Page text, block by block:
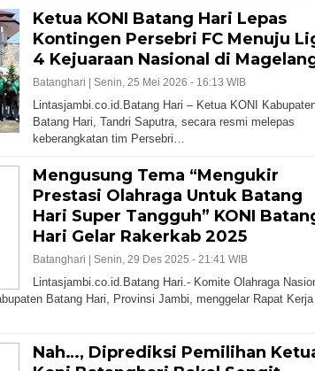
Ketua KONI Batang Hari Lepas
Kontingen Persebri FC Menuju
4 Kejuaraan Nasional di
Batanghari | Senin, 25 Mei 2026 - 16:13 WIB
Lintasjambi.co.id.Batang Hari – Ketua KONI
Batang Hari, Tandri Saputra, secara resmi melepas
keberangkatan tim Persebri…
Mengusung Tema “Mengukir
Prestasi Olahraga Untuk Batang
Hari Super Tangguh” KONI
Hari Gelar Rakerkab 2025
Batanghari | Senin, 29 Des 2025 - 21:41 WIB
Lintasjambi.co.id.Batang Hari.- Komite Olahraga
Batang Hari, Provinsi Jambi, menggelar Rapat Kerja
Nah…, Diprediksi Pemilihan